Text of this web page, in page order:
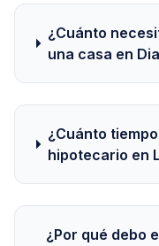
¿Cuánto
una casa en
¿Cuánto
hipotecario en
¿Por qué debo